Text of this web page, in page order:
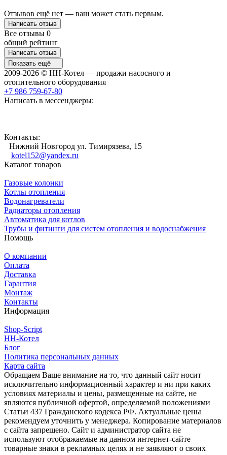
Отзывов ещё нет — ваш может стать первым.
Написать отзыв
Все отзывы 0
общий рейтинг
Написать отзыв
Показать ещё
2009-2026 © НН-Котел — продажи насосного и
отопительного оборудования
+7 986 759-67-80
Написать в мессенджеры:
Контакты:
Нижний Новгород ул. Тимирязева, 15
kotel152@yandex.ru
Каталог товаров
Газовые колонки
Котлы отопления
Водонагреватели
Радиаторы отопления
Автоматика для котлов
Трубы и фитинги для систем отопления и водоснабжения
Помощь
О компании
Оплата
Доставка
Гарантия
Монтаж
Контакты
Информация
Shop-Script
НН-Котел
Блог
Политика персональных данных
Карта сайта
Обращаем Ваше внимание на то, что данный сайт носит
исключительно информационный характер и ни при каких
условиях материалы и цены, размещенные на сайте, не
являются публичной офертой, определяемой положениями
Статьи 437 Гражданского кодекса РФ. Актуальные цены
рекомендуем уточнить у менеджера. Копирование материалов
с сайта запрещено. Сайт и администратор сайта не
используют отображаемые на данном интернет-сайте
товарные знаки в рекламных целях и не заявляют о своих